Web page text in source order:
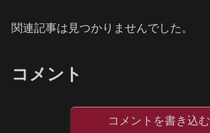
関連記事は見つかりませんでした。
コメント
コメントを書き込む